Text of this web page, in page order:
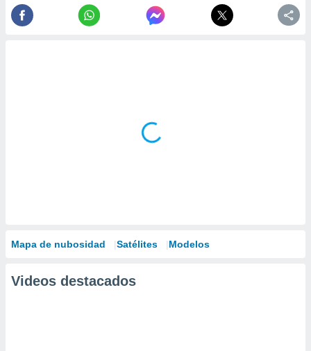
Mapa de nubosidad Satélites Modelos
Videos destacados